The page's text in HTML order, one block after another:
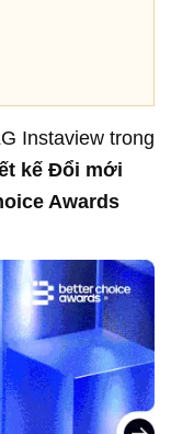
Instaview trong
kế Đổi mới
Awards